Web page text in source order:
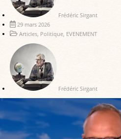
Frédéric Sirgant
29 mars 2026
Articles, Politique, EVENEMENT
Frédéric Sirgant